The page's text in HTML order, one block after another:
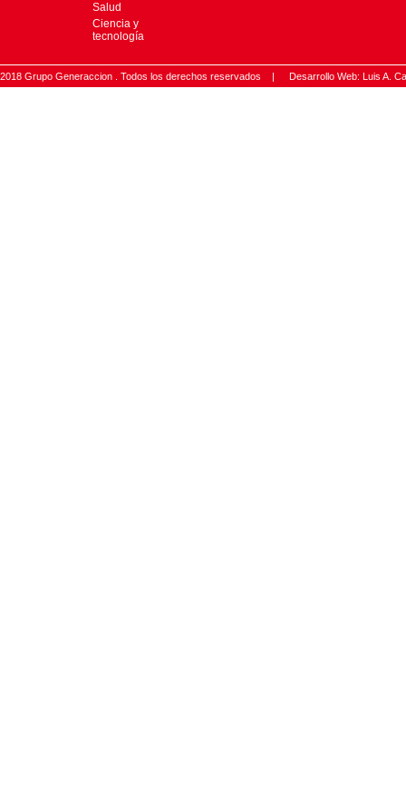
Salud
Ciencia y
tecnología
2018 Grupo Generaccion . Todos los derechos reservados | Desarrollo Web: Luis